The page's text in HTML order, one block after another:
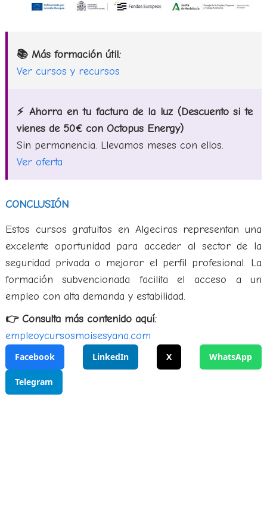
📚 Más formación útil:
Ver cursos y recursos
⚡ Ahorra en tu factura de la luz (Descuento si te
vienes de 50€ con Octopus Energy)
Sin permanencia. Llevamos meses con ellos.
Ver oferta
CONCLUSIÓN
Estos cursos gratuitos en Algeciras representan una
excelente oportunidad para acceder al sector de la
seguridad privada o mejorar el perfil profesional. La
formación subvencionada facilita el acceso a un
empleo con alta demanda y estabilidad.
👉 Consulta más contenido aquí:
empleoycursosmoisesyana.com
Facebook LinkedIn X WhatsApp
Telegram